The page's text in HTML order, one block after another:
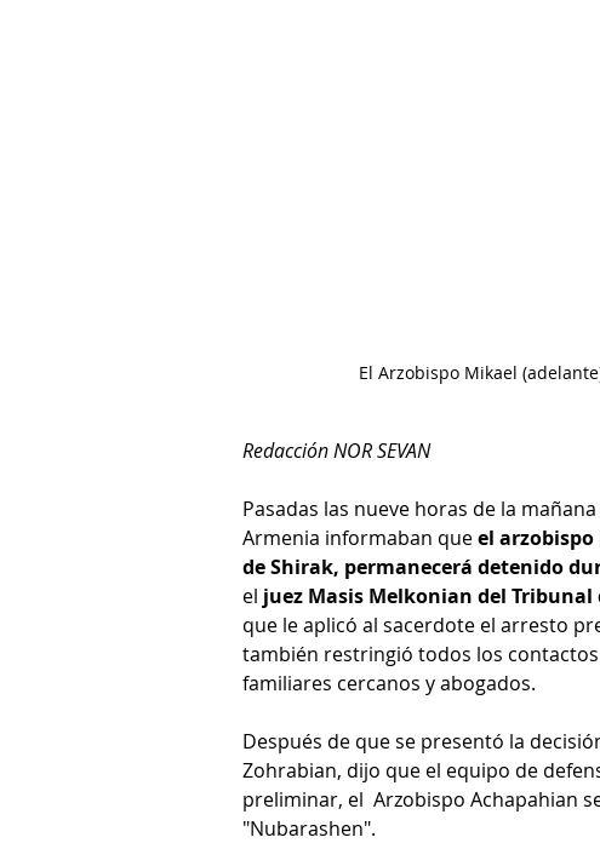
El Arzobispo Mikael
Redacción NOR SEVAN
Pasadas las nueve horas de la
Armenia informaban que el
de Shirak, permanecerá detenido
el juez Masis Melkonian del Tribunal
que le aplicó al sacerdote el arresto
también restringió todos los
familiares cercanos y abogados.
Después de que se presentó la
Zohrabian, dijo que el equipo de
preliminar, el  Arzobispo Achapahian
"Nubarashen".